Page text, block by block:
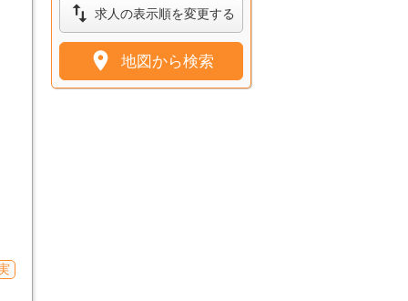
 求人の表示順を変更する
 地図から検索